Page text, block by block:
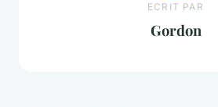
ECRIT PAR
Gordon